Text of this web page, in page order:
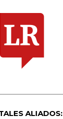
ALIADOS: